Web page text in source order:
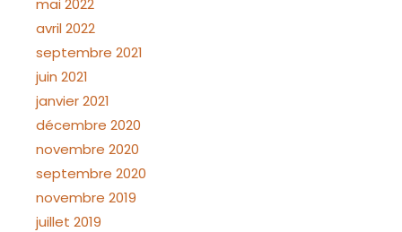
avril 2022
septembre 2021
juin 2021
janvier 2021
décembre 2020
novembre 2020
septembre 2020
novembre 2019
juillet 2019